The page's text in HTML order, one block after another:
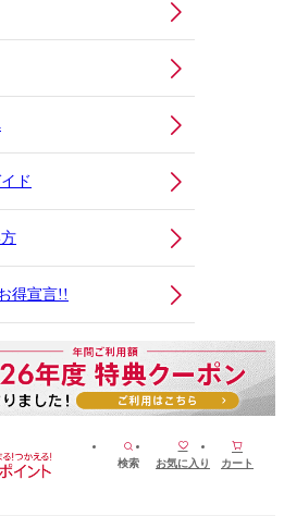
ド
得宣言!!
検索 お気に入り カート